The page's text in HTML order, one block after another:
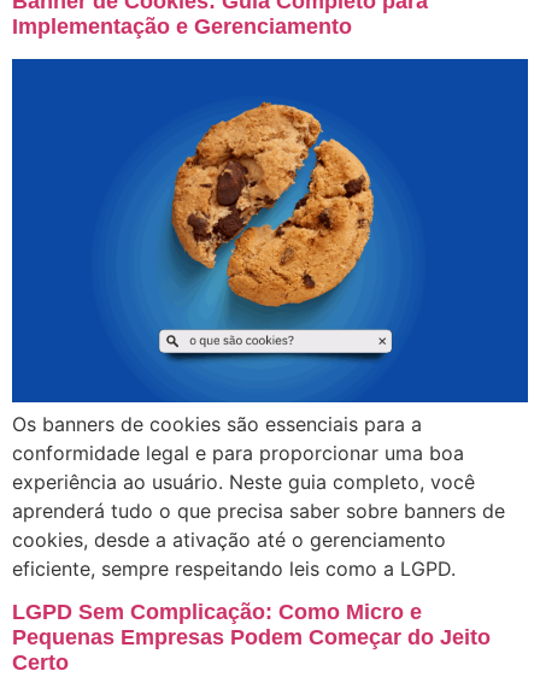
Implementação e Gerenciamento
Os banners de cookies são essenciais para a
conformidade legal e para proporcionar uma boa
experiência ao usuário. Neste guia completo, você
aprenderá tudo o que precisa saber sobre banners de
cookies, desde a ativação até o gerenciamento
eficiente, sempre respeitando leis como a LGPD.
LGPD Sem Complicação: Como Micro e
Pequenas Empresas Podem Começar do Jeito
Certo